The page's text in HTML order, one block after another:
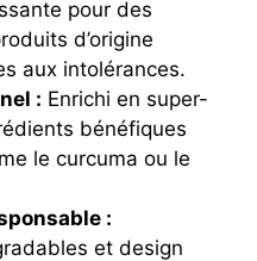
pour des
d’origine
aux intolérances.
: Enrichi en super-
bénéfiques
le curcuma ou le
:
et design